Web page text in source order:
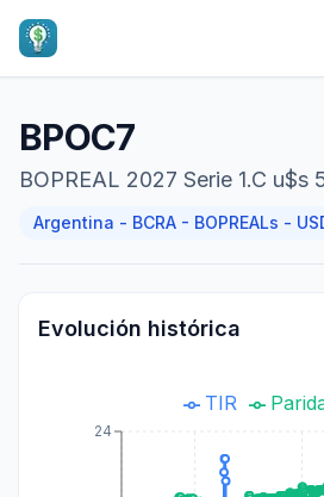
BPOC7
BOPREAL 2027 Serie 1.C u$s
Argentina - BCRA - BOPREALs -
Evolución histórica
24
TIR